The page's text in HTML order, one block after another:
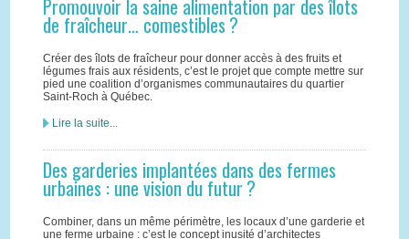
Promouvoir la saine alimentation par des îlots
de fraîcheur… comestibles ?
Créer des îlots de fraîcheur pour donner accès à des fruits et
légumes frais aux résidents, c’est le projet que compte mettre sur
pied une coalition d’organismes communautaires du quartier
Saint-Roch à Québec.
Lire la suite...
Des garderies implantées dans des fermes
urbaines : une vision du futur ?
Combiner, dans un même périmètre, les locaux d’une garderie et
une ferme urbaine : c’est le concept inusité d’architectes